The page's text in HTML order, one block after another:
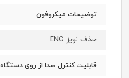
توضیحات میکروفون
حذف نویز ENC
قابلیت کنترل صدا از روی دستگاه